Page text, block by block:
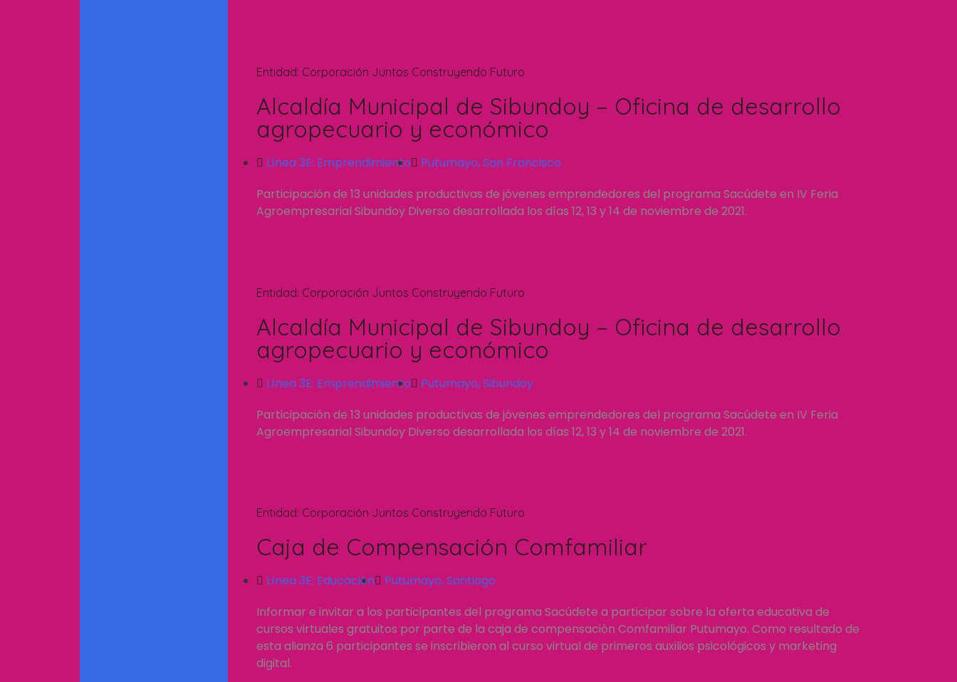
Entidad: Corporación Juntos Construyendo Futuro
Alcaldía Municipal de Sibundoy – Oficina de desarrollo
agropecuario y económico
Línea 3E: Emprendimiento Putumayo,San Francisco
Participación de 13 unidades productivas de jóvenes emprendedores del programa Sacúdete en IV Feria
Agroempresarial Sibundoy Diverso desarrollada los días 12, 13 y 14 de noviembre de 2021.
Entidad: Corporación Juntos Construyendo Futuro
Alcaldía Municipal de Sibundoy – Oficina de desarrollo
agropecuario y económico
Línea 3E: Emprendimiento Putumayo,Sibundoy
Participación de 13 unidades productivas de jóvenes emprendedores del programa Sacúdete en IV Feria
Agroempresarial Sibundoy Diverso desarrollada los días 12, 13 y 14 de noviembre de 2021.
Entidad: Corporación Juntos Construyendo Futuro
Caja de Compensación Comfamiliar
Línea 3E: Educación Putumayo,Santiago
Informar e invitar a los participantes del programa Sacúdete a participar sobre la oferta educativa de
cursos virtuales gratuitos por parte de la caja de compensación Comfamiliar Putumayo. Como resultado de
esta alianza 6 participantes se inscribieron al curso virtual de primeros auxilios psicológicos y marketing
digital.